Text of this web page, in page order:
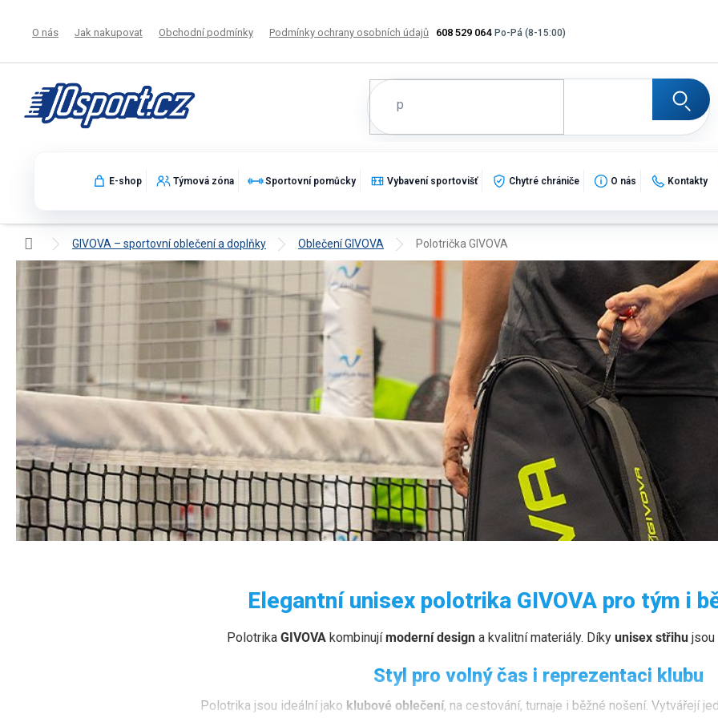
608 529 064
O nás Jak nakupovat Obchodní podmínky Podmínky ochrany osobních údajů Výměna, vrácení a reklamace zboží
E-shop Týmová zóna Sportovní pomůcky Vybavení sportovišť Chytré chrániče O nás Kontakty
Domů GIVOVA – sportovní oblečení a doplňky Oblečení GIVOVA Polotrička GIVOVA
Polotrička GIVOVA – unisex polotrika pro kluby i volný čas
Elegance, pohodlí a unisex střih – polotrika GIVOVA pro každodenní nošení i klubové kolekce.
Elegantní unisex polotrika GIVOVA pro tým i
Polotrika GIVOVAkombinujímoderní designa kvalitní materiály. Díky unisex střihujsou
Styl pro volný čas i reprezentaci klubu
Polotrika jsou ideální jako klubové oblečení, na cestování, turnaje i běžné nošení. Vytvářejí